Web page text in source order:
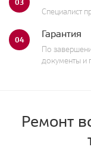
03
Специалист
04 Гарантия
По
документы и
Ремонт